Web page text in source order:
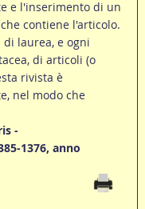
e l'inserimento di un
contiene l'articolo.
di laurea, e ogni
di articoli (o
rivista è
nel modo che
-
1376, anno